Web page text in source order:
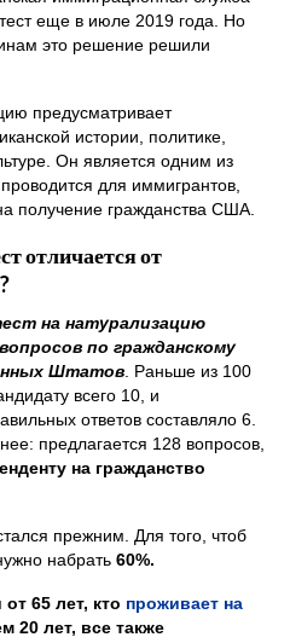
еще в июле 2019 года. Но
это решение решили
предусматривает
истории, политике,
Он является одним из
для иммигрантов,
получение гражданства США.
отличается от
на натурализацию
по гражданскому
Штатов . Раньше из 100
всего 10, и
ответов составляло 6.
предлагается 128 вопросов,
на гражданство
прежним. Для того, чтоб
набрать 60%.
65 лет, кто проживает на
20 лет, все также